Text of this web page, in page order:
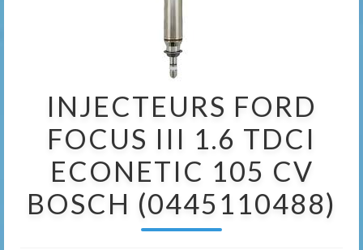
INJECTEURS FORD
FOCUS III 1.6 TDCI
ECONETIC 105 CV
BOSCH (0445110488)